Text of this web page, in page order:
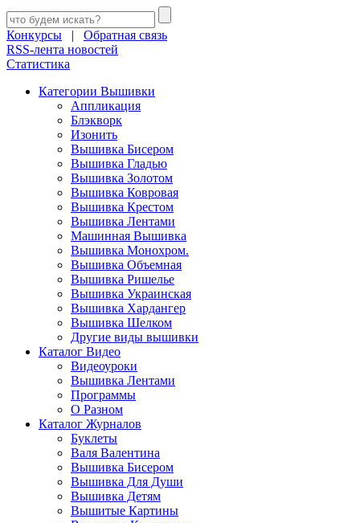
Конкурсы | Обратная связь
RSS-лента новостей
Статистика
Категории Вышивки
Аппликация
Блэкворк
Изонить
Вышивка Бисером
Вышивка Гладью
Вышивка Золотом
Вышивка Ковровая
Вышивка Крестом
Вышивка Лентами
Машинная Вышивка
Вышивка Монохром.
Вышивка Объемная
Вышивка Ришелье
Вышивка Украинская
Вышивка Хардангер
Вышивка Шелком
Другие виды вышивки
Каталог Видео
Видеоуроки
Вышивка Лентами
Программы
О Разном
Каталог Журналов
Буклеты
Валя Валентина
Вышивка Бисером
Вышивка Для Души
Вышивка Детям
Вышитые Картины